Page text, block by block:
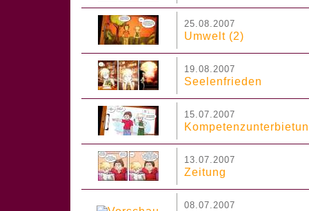
25.08.2007
Umwelt (2)
19.08.2007
Seelenfrieden
15.07.2007
13.07.2007
Zeitung
08.07.2007